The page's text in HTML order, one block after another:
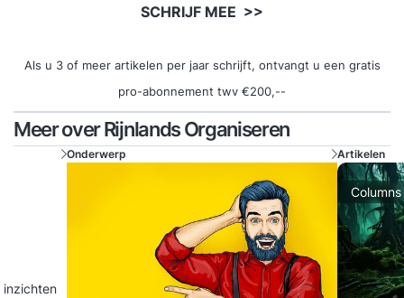
SCHRIJF MEE >>
Als u 3 of meer artikelen per jaar schrijft, ontvangt u een gratis
pro-abonnement twv €200,--
Meer over Rijnlands Organiseren
inzichten
Onderwerp Artikelen
Columns